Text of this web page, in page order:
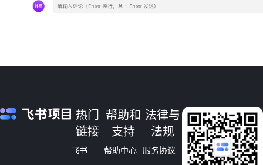
热门
链接
飞书
帮助和
支持
帮助中心
法律与
法规
服务协议